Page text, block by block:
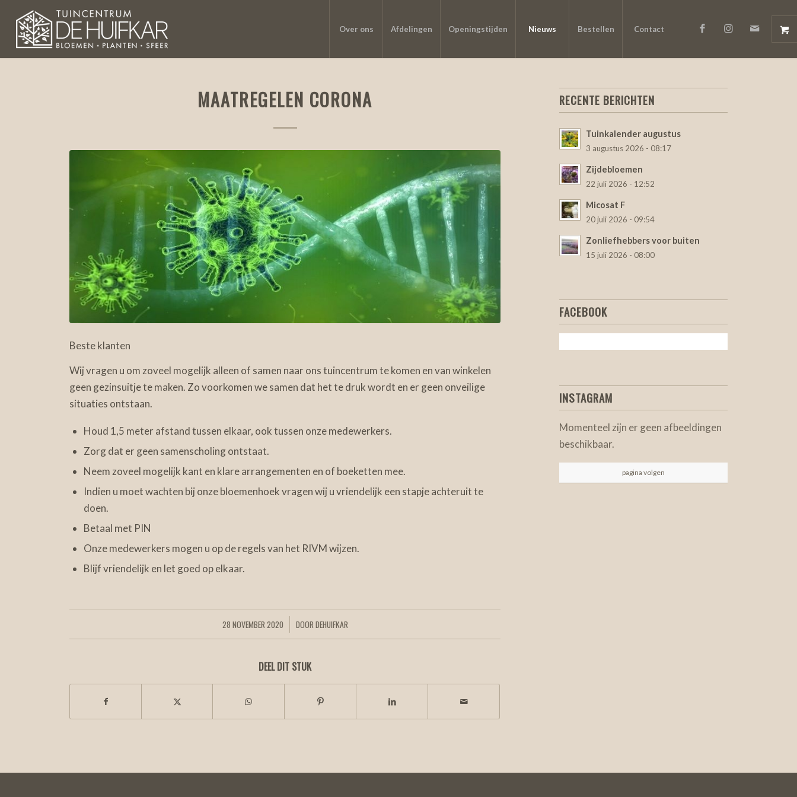
Over ons Afdelingen Openingstijden Nieuws Bestellen Contact
MAATREGELEN CORONA
Beste klanten
Wij vragen u om zoveel mogelijk alleen of samen naar ons tuincentrum te komen en van winkelen
geen gezinsuitje te maken. Zo voorkomen we samen dat het te druk wordt en er geen onveilige
situaties ontstaan.
Houd 1,5 meter afstand tussen elkaar, ook tussen onze medewerkers.
Zorg dat er geen samenscholing ontstaat.
Neem zoveel mogelijk kant en klare arrangementen en of boeketten mee.
Indien u moet wachten bij onze bloemenhoek vragen wij u vriendelijk een stapje achteruit te
doen.
Betaal met PIN
Onze medewerkers mogen u op de regels van het RIVM wijzen.
Blijf vriendelijk en let goed op elkaar.
28 NOVEMBER 2020
/ DOOR DEHUIFKAR
DEEL DIT STUK
RECENTE BERICHTEN
Tuinkalender augustus
3 augustus 2026 - 08:17
Zijdebloemen
22 juli 2026 - 12:52
Micosat F
20 juli 2026 - 09:54
Zonliefhebbers voor buiten
15 juli 2026 - 08:00
FACEBOOK
INSTAGRAM
Momenteel zijn er geen afbeeldingen
beschikbaar.
pagina volgen